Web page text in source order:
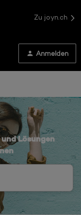
Zu joyn.ch
Anmelden
Lösungen